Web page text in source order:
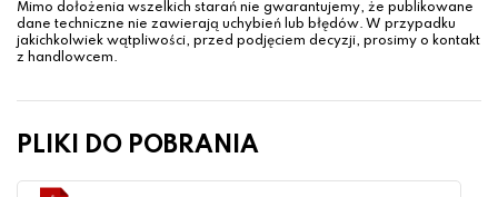
Mimo dołożenia wszelkich starań nie gwarantujemy, że publikowane
dane techniczne nie zawierają uchybień lub błędów. W przypadku
jakichkolwiek wątpliwości, przed podjęciem decyzji, prosimy o kontakt
z handlowcem.
PLIKI DO POBRANIA